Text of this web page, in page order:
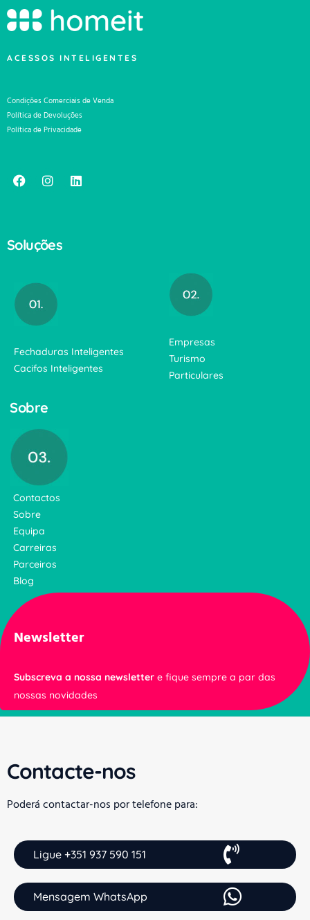
ACESSOS INTELIGENTES
Condições Comerciais de Venda
Política de Devoluções
Política de Privacidade
Soluções
Fechaduras Inteligentes
Cacifos Inteligentes
Empresas
Turismo
Particulares
Sobre
Contactos
Sobre
Equipa
Carreiras
Parceiros
Blog
Newsletter
Subscreva a nossa newsletter e fique sempre a par das
nossas novidades
Contacte-nos
Poderá contactar-nos por telefone para:
Ligue +351 937 590 151
Mensagem WhatsApp